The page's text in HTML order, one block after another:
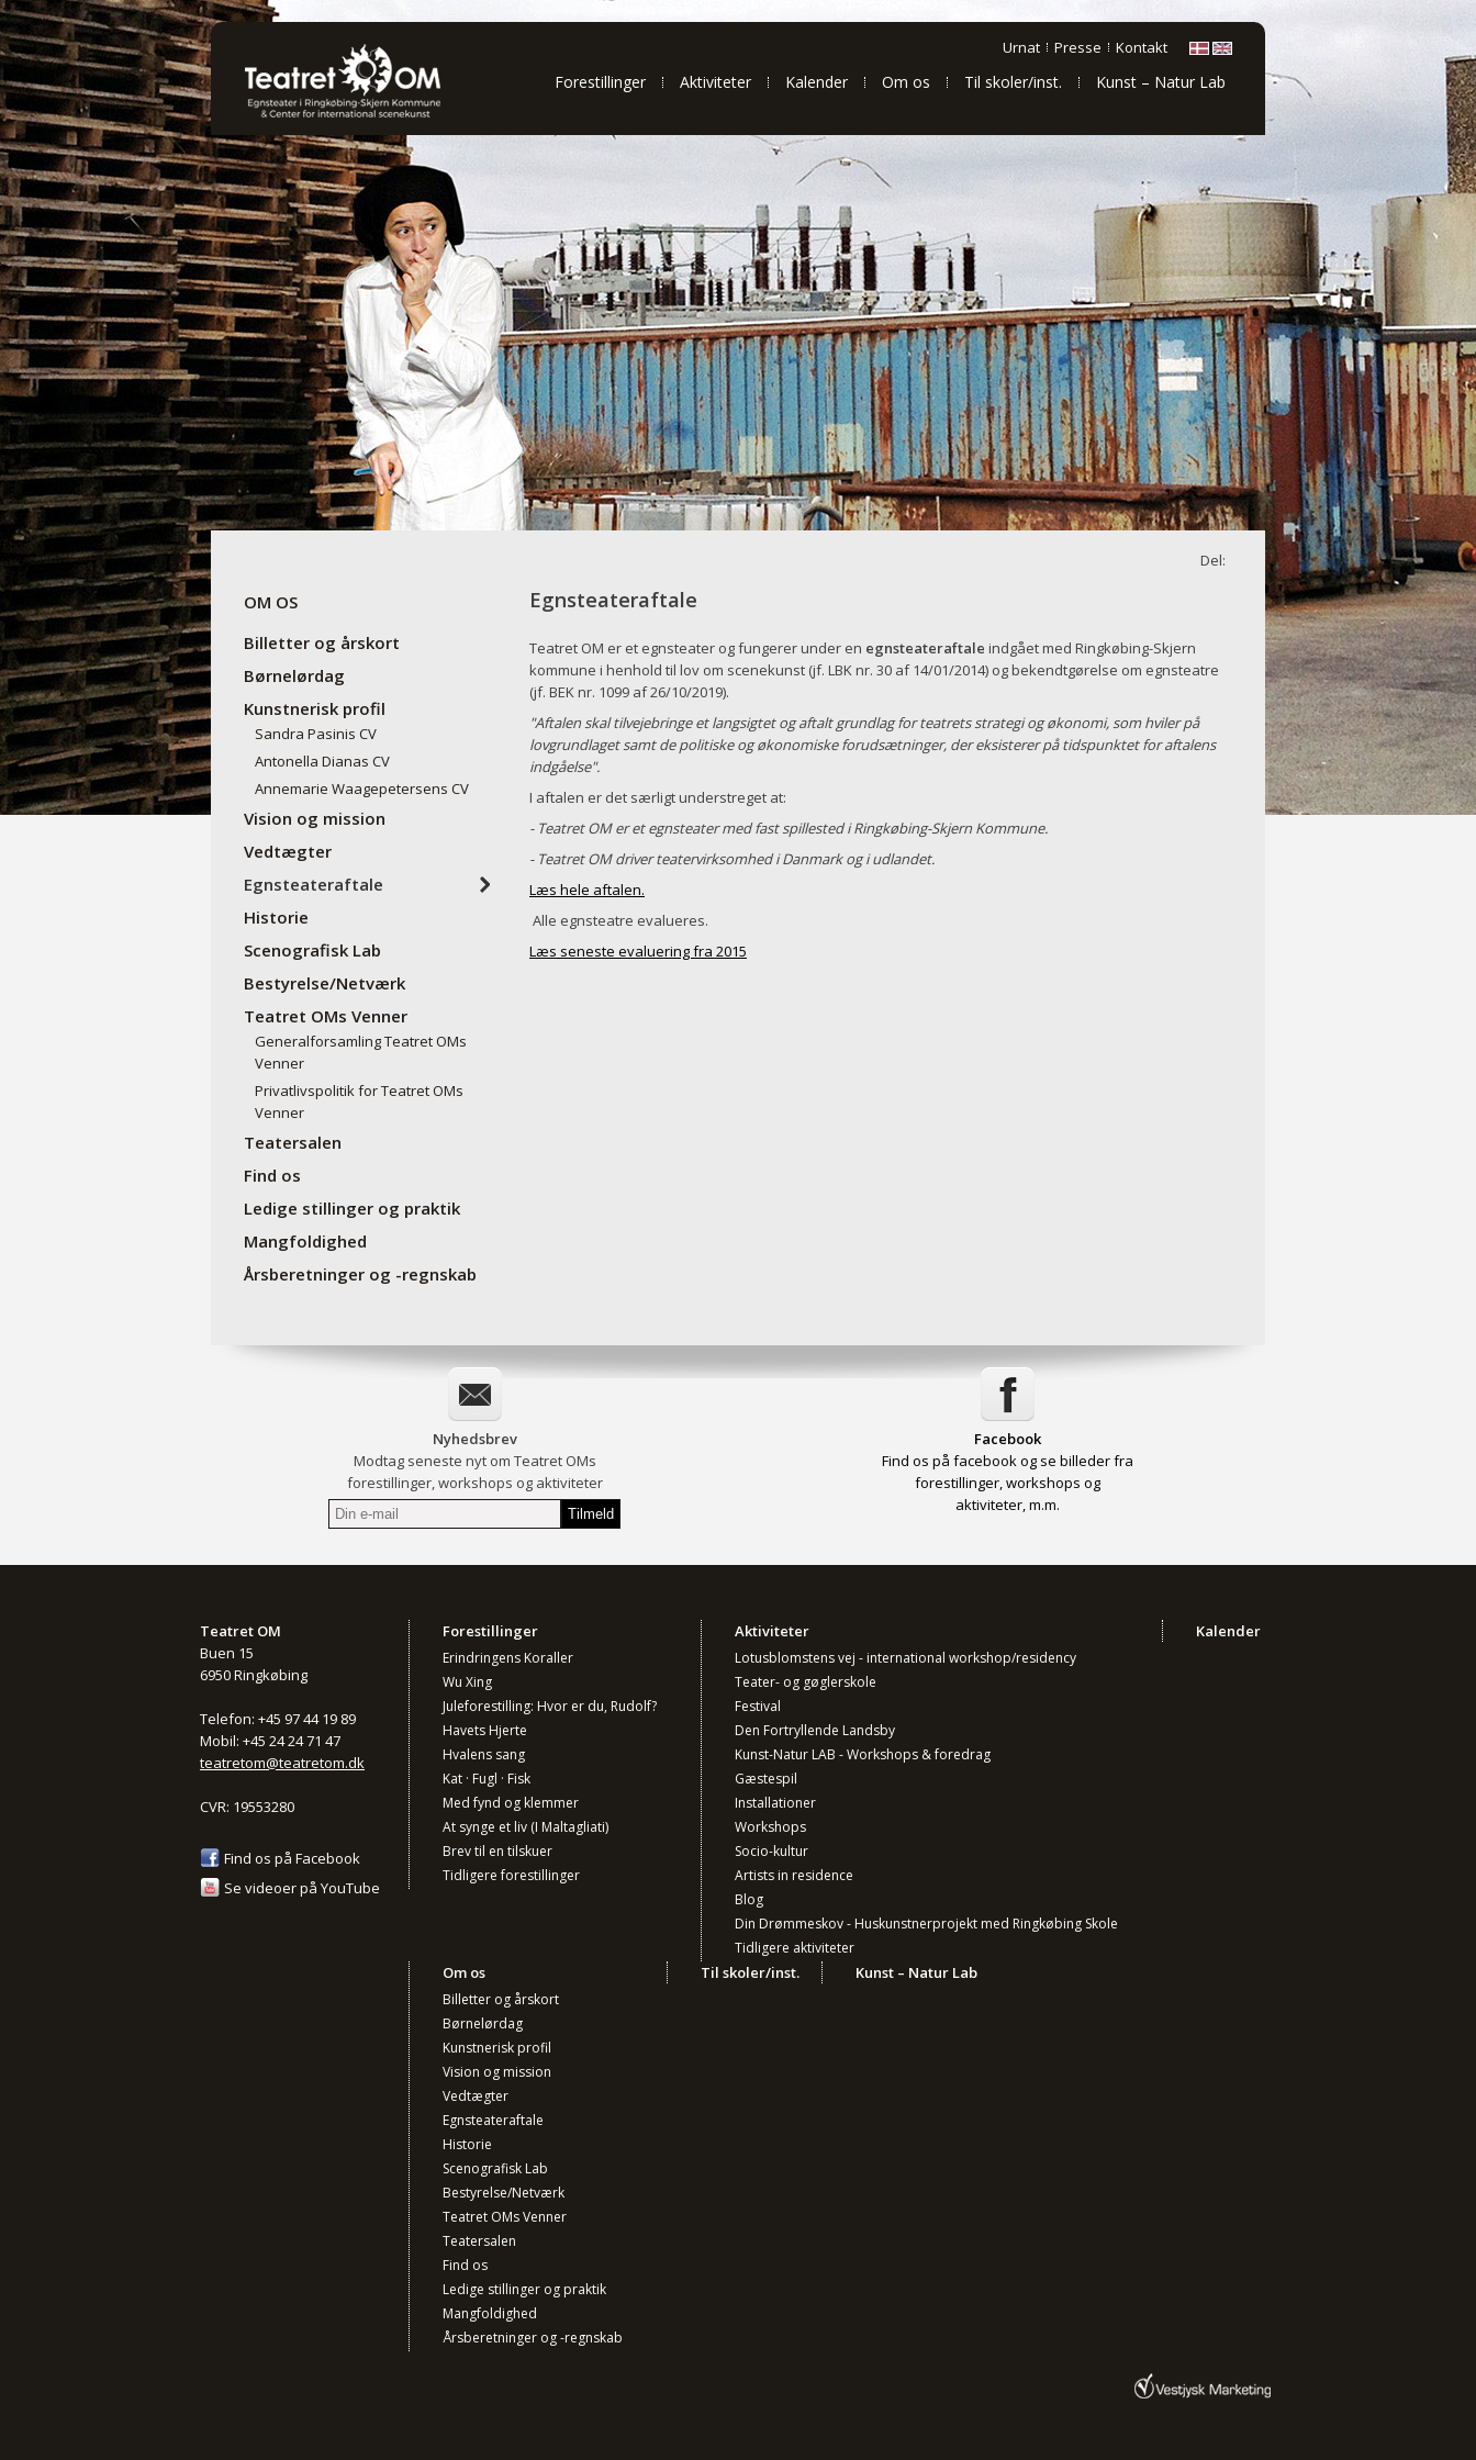
Kontakt
Presse
Urnat
Forestillinger Aktiviteter Kalender Om os Til skoler/inst. Kunst – Natur Lab
OM OS
Billetter og årskort
Børnelørdag
Kunstnerisk profil
Sandra Pasinis CV
Antonella Dianas CV
Annemarie Waagepetersens CV
Vision og mission
Vedtægter
Egnsteateraftale
Historie
Scenografisk Lab
Bestyrelse/Netværk
Teatret OMs Venner
Generalforsamling Teatret OMs
Venner
Privatlivspolitik for Teatret OMs
Venner
Teatersalen
Find os
Ledige stillinger og praktik
Mangfoldighed
Årsberetninger og -regnskab
Del:
Egnsteateraftale
Teatret OM er et egnsteater og fungerer under en egnsteateraftale indgået med Ringkøbing-Skjern
kommune i henhold til lov om scenekunst (jf. LBK nr. 30 af 14/01/2014) og bekendtgørelse om egnsteatre
(jf. BEK nr. 1099 af 26/10/2019).
"Aftalen skal tilvejebringe et langsigtet og aftalt grundlag for teatrets strategi og økonomi, som hviler på
lovgrundlaget samt de politiske og økonomiske forudsætninger, der eksisterer på tidspunktet for aftalens
indgåelse".
I aftalen er det særligt understreget at:
- Teatret OM er et egnsteater med fast spillested i Ringkøbing-Skjern Kommune.
- Teatret OM driver teatervirksomhed i Danmark og i udlandet.
Læs hele aftalen.
Alle egnsteatre evalueres.
Læs seneste evaluering fra 2015
Nyhedsbrev
Modtag seneste nyt om Teatret OMs
forestillinger, workshops og aktiviteter
Facebook
Find os på facebook og se billeder fra
forestillinger, workshops og
aktiviteter, m.m.
Teatret OM
Buen 15
6950 Ringkøbing
Telefon: +45 97 44 19 89
Mobil: +45 24 24 71 47
teatretom@teatretom.dk
CVR: 19553280
Find os på Facebook
Se videoer på YouTube
Forestillinger
Erindringens Koraller
Wu Xing
Juleforestilling: Hvor er du, Rudolf?
Havets Hjerte
Hvalens sang
Kat · Fugl · Fisk
Med fynd og klemmer
At synge et liv (I Maltagliati)
Brev til en tilskuer
Tidligere forestillinger
Aktiviteter
Lotusblomstens vej - international workshop/residency
Teater- og gøglerskole
Festival
Den Fortryllende Landsby
Kunst-Natur LAB - Workshops & foredrag
Gæstespil
Installationer
Workshops
Socio-kultur
Artists in residence
Blog
Din Drømmeskov - Huskunstnerprojekt med Ringkøbing Skole
Tidligere aktiviteter
Kalender
Om os
Billetter og årskort
Børnelørdag
Kunstnerisk profil
Vision og mission
Vedtægter
Egnsteateraftale
Historie
Scenografisk Lab
Bestyrelse/Netværk
Teatret OMs Venner
Teatersalen
Find os
Ledige stillinger og praktik
Mangfoldighed
Årsberetninger og -regnskab
Til skoler/inst. Kunst – Natur Lab